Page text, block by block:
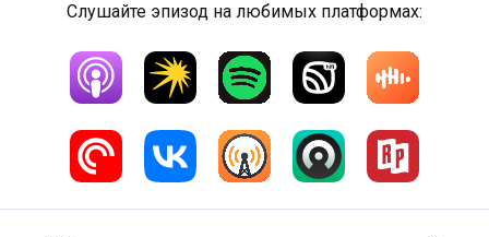
Слушайте эпизод на любимых платформах: